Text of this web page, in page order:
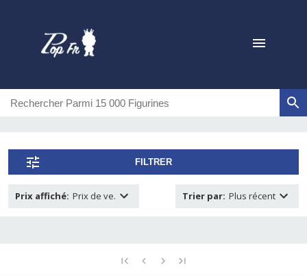
FILTRER
Prix affiché: Prix de ve. Trier par: Plus récent